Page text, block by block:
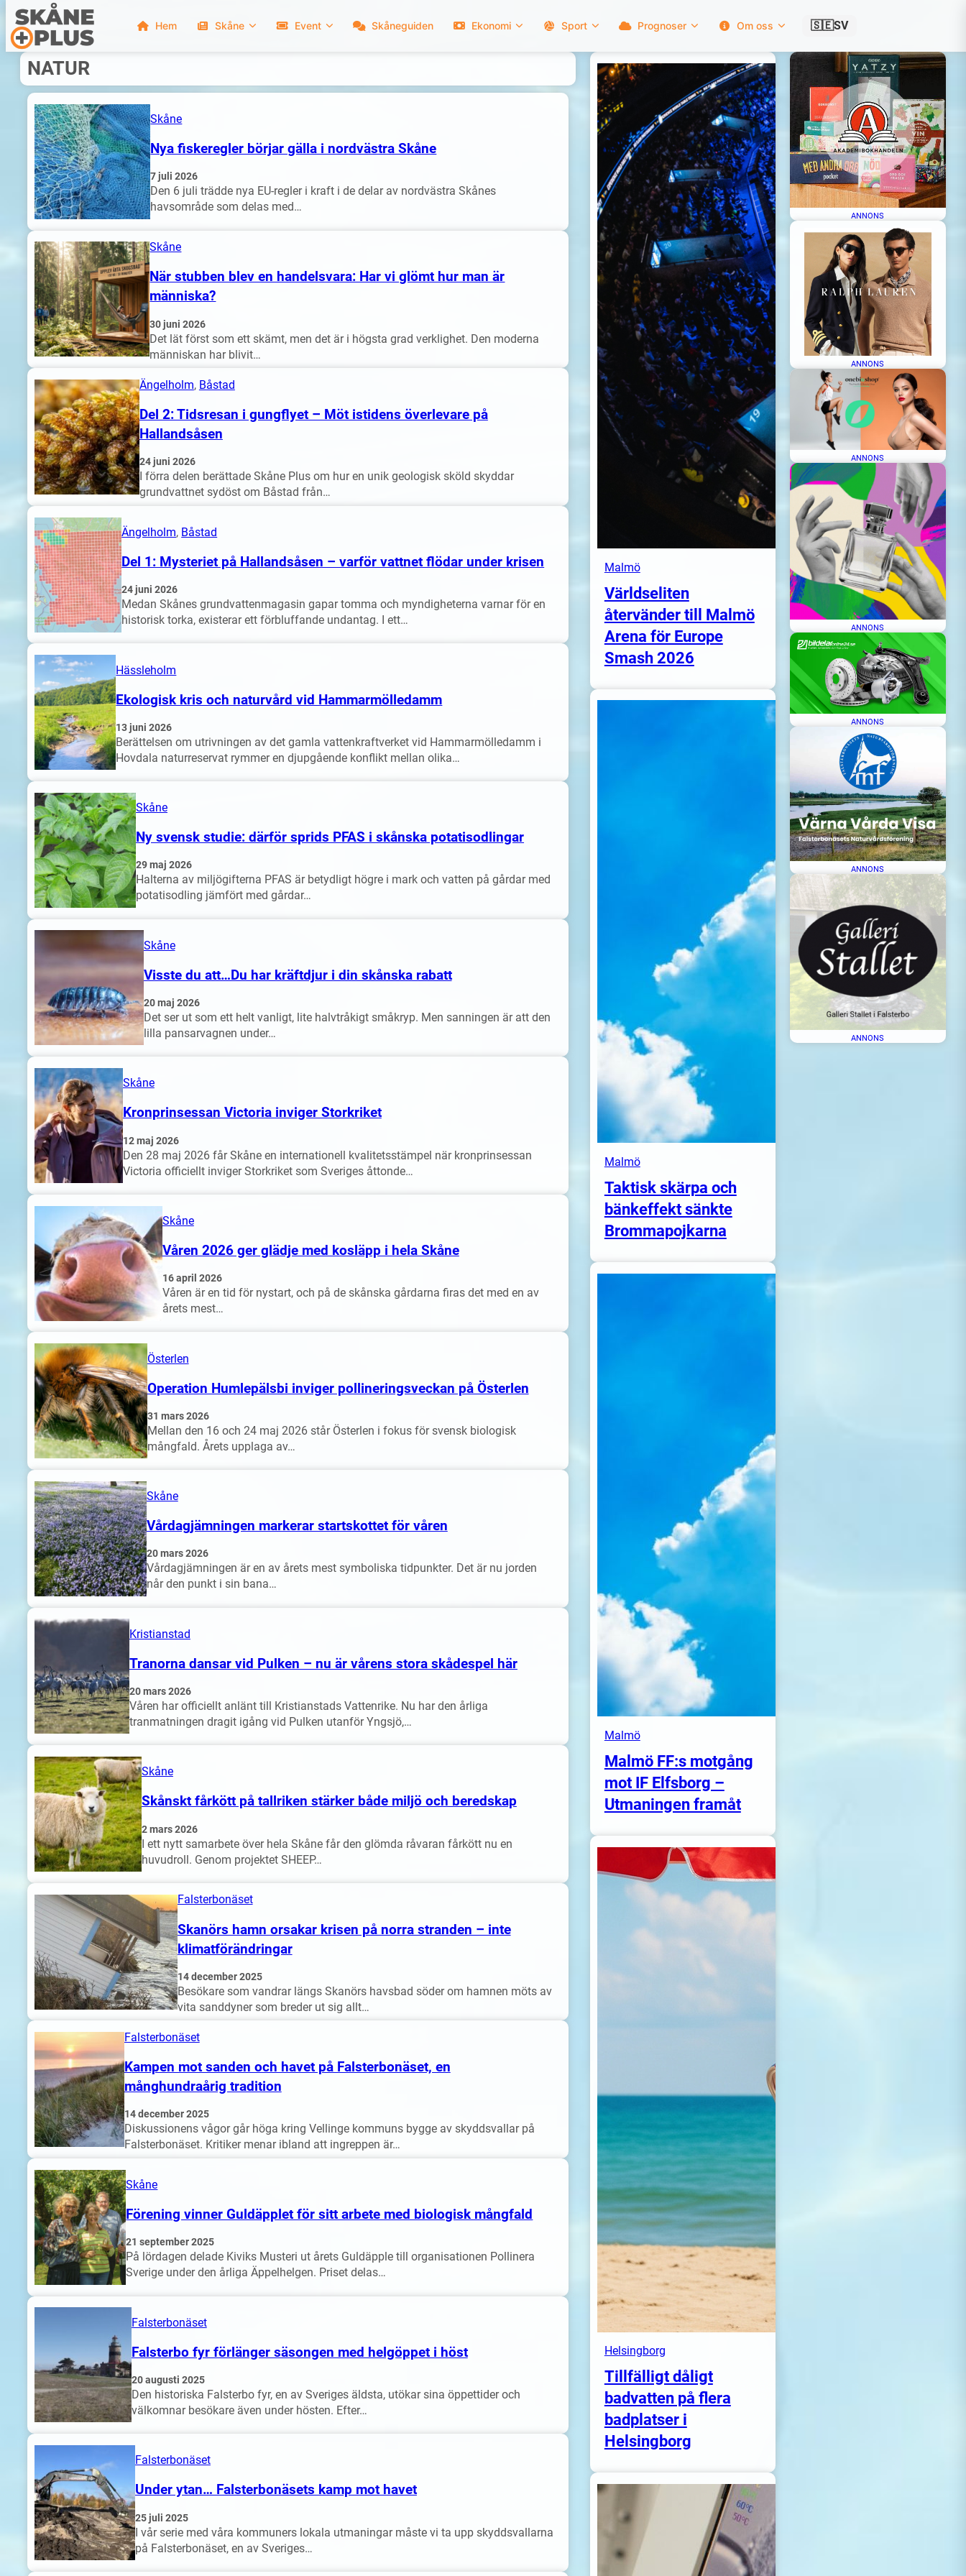
Hoppa
innehåll
Hem Skåne Event Skåneguiden Ekonomi Sport Prognoser Om oss 🇸🇪SV
NATUR
Skåne
Nya fiskeregler börjar gälla i nordvästra Skåne
7 juli 2026
Den 6 juli trädde nya EU-regler i kraft i de delar av nordvästra Skånes
havsområde som delas med…
Skåne
När stubben blev en handelsvara: Har vi glömt hur man är
människa?
30 juni 2026
Det lät först som ett skämt, men det är i högsta grad verklighet. Den moderna
människan har blivit…
Ängelholm, Båstad
Del 2: Tidsresan i gungflyet – Möt istidens överlevare på
Hallandsåsen
24 juni 2026
I förra delen berättade Skåne Plus om hur en unik geologisk sköld skyddar
grundvattnet sydöst om Båstad från…
Ängelholm, Båstad
Del 1: Mysteriet på Hallandsåsen – varför vattnet flödar under krisen
24 juni 2026
Medan Skånes grundvattenmagasin gapar tomma och myndigheterna varnar för en
historisk torka, existerar ett förbluffande undantag. I ett…
Hässleholm
Ekologisk kris och naturvård vid Hammarmölledamm
13 juni 2026
Berättelsen om utrivningen av det gamla vattenkraftverket vid Hammarmölledamm i
Hovdala naturreservat rymmer en djupgående konflikt mellan olika…
Skåne
Ny svensk studie: därför sprids PFAS i skånska potatisodlingar
29 maj 2026
Halterna av miljögifterna PFAS är betydligt högre i mark och vatten på gårdar med
potatisodling jämfört med gårdar…
Skåne
Visste du att…Du har kräftdjur i din skånska rabatt
20 maj 2026
Det ser ut som ett helt vanligt, lite halvtråkigt småkryp. Men sanningen är att den
lilla pansarvagnen under…
Skåne
Kronprinsessan Victoria inviger Storkriket
12 maj 2026
Den 28 maj 2026 får Skåne en internationell kvalitetsstämpel när kronprinsessan
Victoria officiellt inviger Storkriket som Sveriges åttonde…
Skåne
Våren 2026 ger glädje med kosläpp i hela Skåne
16 april 2026
Våren är en tid för nystart, och på de skånska gårdarna firas det med en av
årets mest…
Österlen
Operation Humlepälsbi inviger pollineringsveckan på Österlen
31 mars 2026
Mellan den 16 och 24 maj 2026 står Österlen i fokus för svensk biologisk
mångfald. Årets upplaga av…
Skåne
Vårdagjämningen markerar startskottet för våren
20 mars 2026
Vårdagjämningen är en av årets mest symboliska tidpunkter. Det är nu jorden
når den punkt i sin bana…
Kristianstad
Tranorna dansar vid Pulken – nu är vårens stora skådespel här
20 mars 2026
Våren har officiellt anlänt till Kristianstads Vattenrike. Nu har den årliga
tranmatningen dragit igång vid Pulken utanför Yngsjö,…
Skåne
Skånskt fårkött på tallriken stärker både miljö och beredskap
2 mars 2026
I ett nytt samarbete över hela Skåne får den glömda råvaran fårkött nu en
huvudroll. Genom projektet SHEEP…
Falsterbonäset
Skanörs hamn orsakar krisen på norra stranden – inte
klimatförändringar
14 december 2025
Besökare som vandrar längs Skanörs havsbad söder om hamnen möts av
vita sanddyner som breder ut sig allt…
Falsterbonäset
Kampen mot sanden och havet på Falsterbonäset, en
månghundraårig tradition
14 december 2025
Diskussionens vågor går höga kring Vellinge kommuns bygge av skyddsvallar på
Falsterbonäset. Kritiker menar ibland att ingreppen är…
Skåne
Förening vinner Guldäpplet för sitt arbete med biologisk mångfald
21 september 2025
På lördagen delade Kiviks Musteri ut årets Guldäpple till organisationen Pollinera
Sverige under den årliga Äppelhelgen. Priset delas…
Falsterbonäset
Falsterbo fyr förlänger säsongen med helgöppet i höst
20 augusti 2025
Den historiska Falsterbo fyr, en av Sveriges äldsta, utökar sina öppettider och
välkomnar besökare även under hösten. Efter…
Falsterbonäset
Under ytan… Falsterbonäsets kamp mot havet
25 juli 2025
I vår serie med våra kommuners lokala utmaningar måste vi ta upp skyddsvallarna
på Falsterbonäset, en av Sveriges…
Malmö
Världseliten
återvänder till Malmö
Arena för Europe
Smash 2026
Malmö
Taktisk skärpa och
bänkeffekt sänkte
Brommapojkarna
Malmö
Malmö FF:s motgång
mot IF Elfsborg –
Utmaningen framåt
Helsingborg
Tillfälligt dåligt
badvatten på flera
badplatser i
Helsingborg
ANNONS
ANNONS
ANNONS
ANNONS
ANNONS
ANNONS
ANNONS